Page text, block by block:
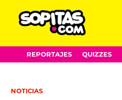
Skip
to
REPORTAJES QUIZZES
POSTED
NOTICIAS